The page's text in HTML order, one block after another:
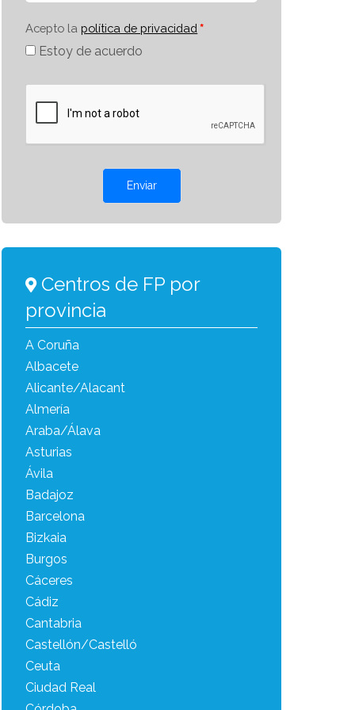
Acepto la política de privacidad
Estoy de acuerdo
Enviar
Centros de FP por
provincia
A Coruña
Albacete
Alicante/Alacant
Almería
Araba/Álava
Asturias
Ávila
Badajoz
Barcelona
Bizkaia
Burgos
Cáceres
Cádiz
Cantabria
Castellón/Castelló
Ceuta
Ciudad Real